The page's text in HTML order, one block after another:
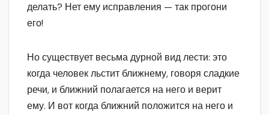
делать? Нет ему исправления — так прогони
его!
Но существует весьма дурной вид лести: это
когда человек льстит ближнему, говоря сладкие
речи, и ближний полагается на него и верит
ему. И вот когда ближний положится на него и